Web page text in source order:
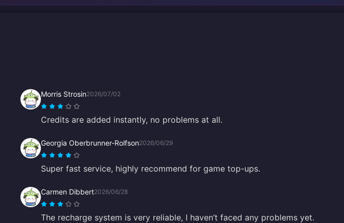
Morris Strosin2026/07/02
Credits are added instantly, no problems at all.
Georgia Oberbrunner-Rolfson2026/06/29
Super fast service, highly recommend for game top-ups.
Carmen Dibbert2026/06/28
The recharge system is very reliable, I haven’t faced any problems yet.